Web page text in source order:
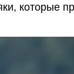
которые